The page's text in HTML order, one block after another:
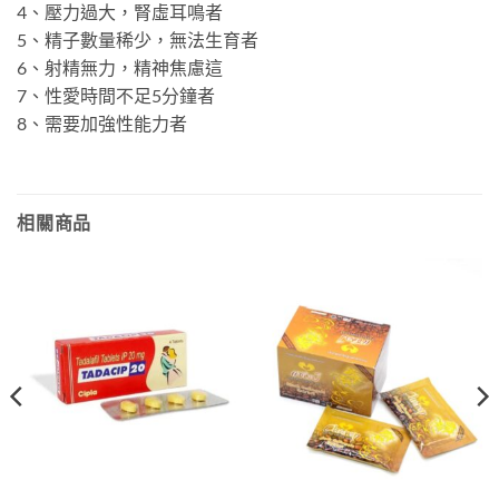
4、壓力過大，腎虛耳鳴者
5、精子數量稀少，無法生育者
6、射精無力，精神焦慮這
7、性愛時間不足5分鐘者
8、需要加強性能力者
相關商品